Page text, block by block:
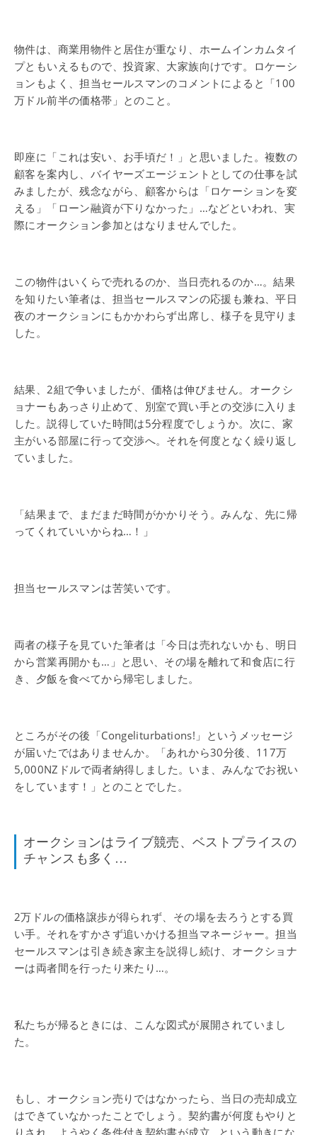
物件は、商業用物件と居住が重なり、ホームインカムタイ
プともいえるもので、投資家、大家族向けです。ロケーシ
ョンもよく、担当セールスマンのコメントによると「100
万ドル前半の価格帯」とのこと。
即座に「これは安い、お手頃だ！」と思いました。複数の
顧客を案内し、バイヤーズエージェントとしての仕事を試
みましたが、残念ながら、顧客からは「ロケーションを変
える」「ローン融資が下りなかった」…などといわれ、実
際にオークション参加とはなりませんでした。
この物件はいくらで売れるのか、当日売れるのか…。結果
を知りたい筆者は、担当セールスマンの応援も兼ね、平日
夜のオークションにもかかわらず出席し、様子を見守りま
した。
結果、2組で争いましたが、価格は伸びません。オークシ
ョナーもあっさり止めて、別室で買い手との交渉に入りま
した。説得していた時間は5分程度でしょうか。次に、家
主がいる部屋に行って交渉へ。それを何度となく繰り返し
ていました。
「結果まで、まだまだ時間がかかりそう。みんな、先に帰
ってくれていいからね…！」
担当セールスマンは苦笑いです。
両者の様子を見ていた筆者は「今日は売れないかも、明日
から営業再開かも…」と思い、その場を離れて和食店に行
き、夕飯を食べてから帰宅しました。
ところがその後「Congeliturbations!」というメッセージ
が届いたではありませんか。「あれから30分後、117万
5,000NZドルで両者納得しました。いま、みんなでお祝い
をしています！」とのことでした。
オークションはライブ競売、ベストプライスの
チャンスも多く…
2万ドルの価格譲歩が得られず、その場を去ろうとする買
い手。それをすかさず追いかける担当マネージャー。担当
セールスマンは引き続き家主を説得し続け、オークショナ
ーは両者間を行ったり来たり…。
私たちが帰るときには、こんな図式が展開されていまし
た。
もし、オークション売りではなかったら、当日の売却成立
はできていなかったことでしょう。契約書が何度もやりと
りされ、ようやく条件付き契約書が成立…という動きにな